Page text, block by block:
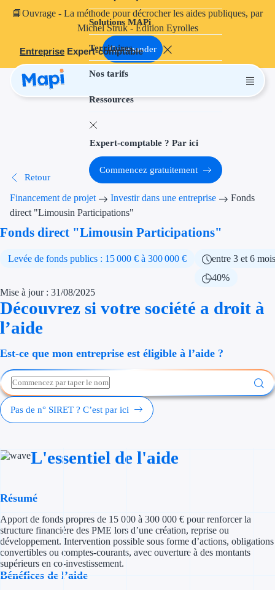
📘Ouvrage - La méthode pour décrocher les aides publiques, par
Michel Struk - Édition Eyrolles
Commander
Entreprise Expert-comptable
Solutions MAPi
Territoires
Nos tarifs
Ressources
Projets finançables
Aides à
Aides
Thématiques
Financement
Transition
Aides RSE
Création
Cession
Subventions
Concours
Expert-comptable ? Par ici
Commencez gratuitement
Retour
Financement de projet Investir dans une entreprise
Fonds
direct "Limousin Participations"
Fonds direct "Limousin Participations"
Levée de fonds publics : 15 000 € à 300 000 €
entre 3 et 6
40%
Mise à jour : 31/08/2025
Découvrez si votre société a droit à
l’aide
Est-ce que mon entreprise est éligible à l’aide ?
Pas de n° SIRET ? C’est par ici
L'essentiel de l'aide
Résumé
Apport de fonds propres de 15 000 à 300 000 € pour renforcer la
structure financière des PME lors d’une création, reprise ou
développement. Intervention possible sous forme d’actions, obligations
convertibles ou comptes-courants, avec ouverture à des montants
supérieurs en co-investissement.
Bénéfices de l’aide